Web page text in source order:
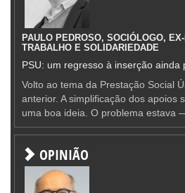
PAULO PEDROSO, SOCIÓLOGO,
TRABALHO E SOLIDARIEDADE
PSU: um regresso à inserção ainda
Volto ao tema da Prestação Social
anterior. A simplificação dos apoios
uma boa ideia. O problema estava
OPINIÃO